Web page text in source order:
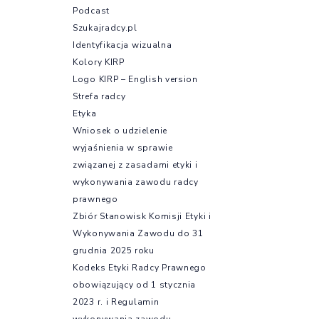
Podcast
Szukajradcy.pl
Identyfikacja wizualna
Kolory KIRP
Logo KIRP – English version
Strefa radcy
Etyka
Wniosek o udzielenie
wyjaśnienia w sprawie
związanej z zasadami etyki i
wykonywania zawodu radcy
prawnego
Zbiór Stanowisk Komisji Etyki i
Wykonywania Zawodu do 31
grudnia 2025 roku
Kodeks Etyki Radcy Prawnego
obowiązujący od 1 stycznia
2023 r. i Regulamin